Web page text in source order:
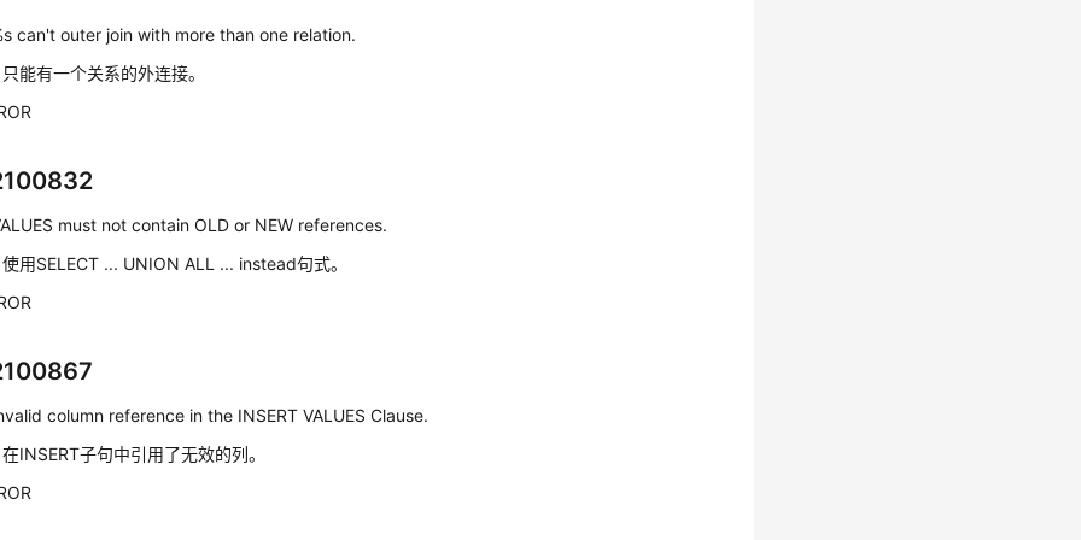
can't outer join with more than one relation.
只能有一个关系的外连接。
must not contain OLD or NEW references.
使用SELECT ... UNION ALL ... instead句式。
column reference in the INSERT VALUES Clause.
在INSERT子句中引用了无效的列。